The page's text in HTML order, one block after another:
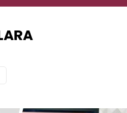
edición matutina